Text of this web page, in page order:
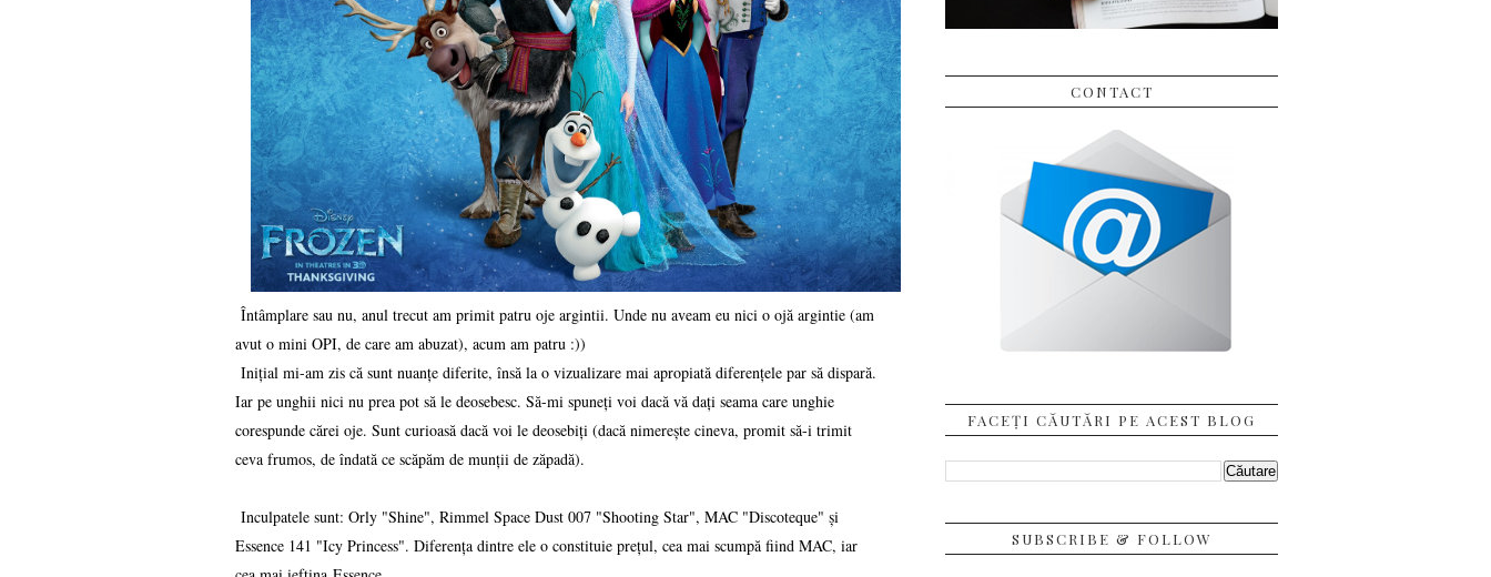
Întâmplare sau nu, anul trecut am primit patru oje argintii. Unde nu aveam eu nici o ojă argintie (am
avut o mini OPI, de care am abuzat), acum am patru :))
Inițial mi-am zis că sunt nuanțe diferite, însă la o vizualizare mai apropiată diferențele par să dispară.
Iar pe unghii nici nu prea pot să le deosebesc. Să-mi spuneți voi dacă vă dați seama care unghie
corespunde cărei oje. Sunt curioasă dacă voi le deosebiți (dacă nimerește cineva, promit să-i trimit
ceva frumos, de îndată ce scăpăm de munții de zăpadă).
Inculpatele sunt: Orly "Shine", Rimmel Space Dust 007 "Shooting Star", MAC "Discoteque" și
Essence 141 "Icy Princess". Diferența dintre ele o constituie prețul, cea mai scumpă fiind MAC, iar
CONTACT
FACEȚI CĂUTĂRI PE ACEST BLOG
SUBSCRIBE & FOLLOW